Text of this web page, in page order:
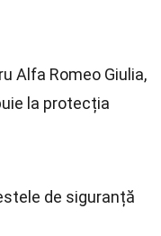
Alfa Romeo Giulia,
la protecția
de siguranță